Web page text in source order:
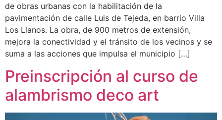
de obras urbanas con la habilitación de la
pavimentación de calle Luis de Tejeda, en barrio Villa
Los Llanos. La obra, de 900 metros de extensión,
mejora la conectividad y el tránsito de los vecinos y se
suma a las acciones que impulsa el municipio […]
Preinscripción al curso de
alambrismo deco art